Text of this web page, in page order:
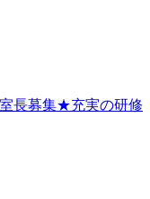
室長募集★充実の研修